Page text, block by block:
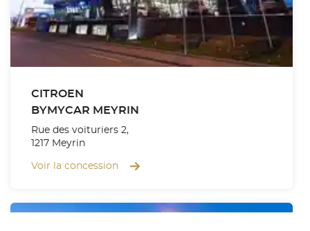
CITROEN
BYMYCAR MEYRIN
Rue des voituriers 2,
1217 Meyrin
Voir la concession